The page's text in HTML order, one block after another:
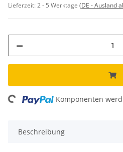
Lieferzeit:2 - 5 Werktage (DE - Ausland
Komponenten
Beschreibung